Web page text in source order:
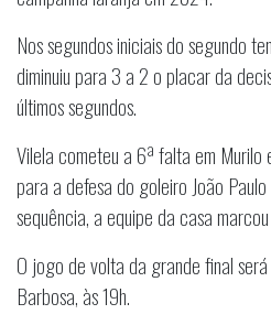
Nos segundos iniciais do segundo
diminuiu para 3 a 2 o placar da
últimos segundos.
Vilela cometeu a 6ª falta em
para a defesa do goleiro João
sequência, a equipe da casa
O jogo de volta da grande final
Barbosa, às 19h.